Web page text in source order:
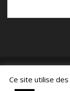
© COPYRIGHT 2015 -
Ce site utilise